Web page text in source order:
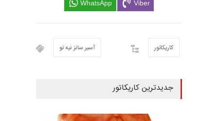
WhatsApp Viber
آسیر سانز نیه تو کاریکاتور
جدیدترین کاریکاتور